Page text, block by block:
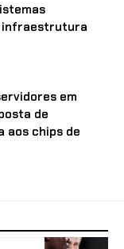
infraestrutura
em
de
aos chips de